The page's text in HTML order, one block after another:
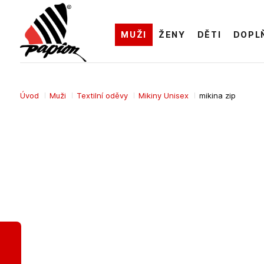
Úvod Muži Textilní oděvy Mikiny Unisex mikina zip
MUŽI ŽENY DĚTI